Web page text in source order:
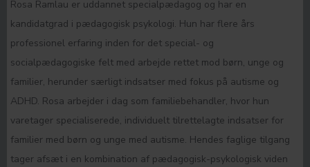
Rosa Ramlau er uddannet specialpædagog og har en
kandidatgrad i pædagogisk psykologi. Hun har flere års
professionel erfaring inden for det special- og
socialpædagogiske felt med arbejde rettet mod børn, unge og
familier, herunder særligt indsatser med fokus på autisme og
ADHD. Rosa arbejder i dag som familiebehandler, hvor hun
varetager specialiserede, individuelt tilrettelagte indsatser for
familier med børn og unge med autisme. Hendes faglige tilgang
tager afsæt i en kombination af pædagogisk-psykologisk viden